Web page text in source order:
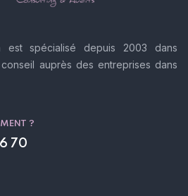
est spécialisé depuis 2003 dans
auprès des entreprises dans
?
70